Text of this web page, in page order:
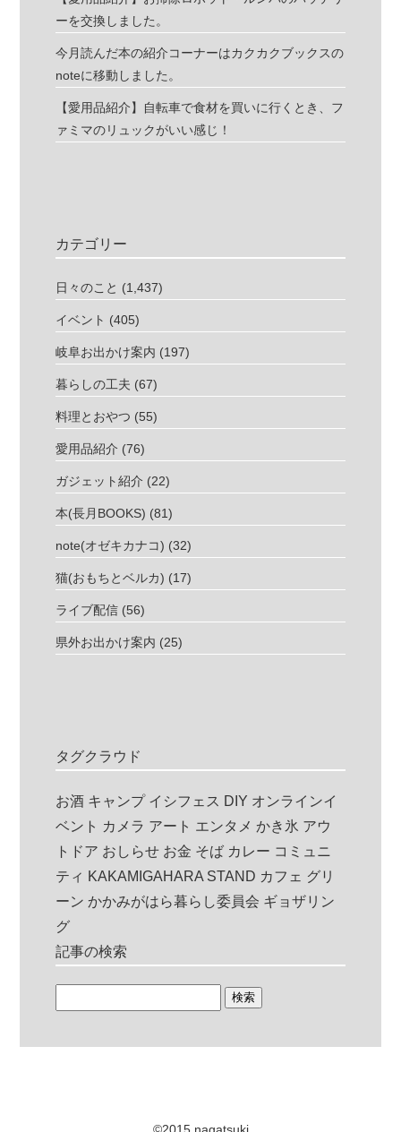
ーを交換しました。
今月読んだ本の紹介コーナーはカクカクブックスの
noteに移動しました。
【愛用品紹介】自転車で食材を買いに行くとき、フ
ァミマのリュックがいい感じ！
カテゴリー
日々のこと (1,437)
イベント (405)
岐阜お出かけ案内 (197)
暮らしの工夫 (67)
料理とおやつ (55)
愛用品紹介 (76)
ガジェット紹介 (22)
本(長月BOOKS) (81)
note(オゼキカナコ) (32)
猫(おもちとベルカ) (17)
ライブ配信 (56)
県外お出かけ案内 (25)
タグクラウド
お酒 キャンプ イシフェス DIY オンラインイ
ベント カメラ アート エンタメ かき氷 アウ
トドア おしらせ お金 そば カレー コミュニ
ティ KAKAMIGAHARA STAND カフェ グリ
ーン かかみがはら暮らし委員会 ギョザリン
グ
記事の検索